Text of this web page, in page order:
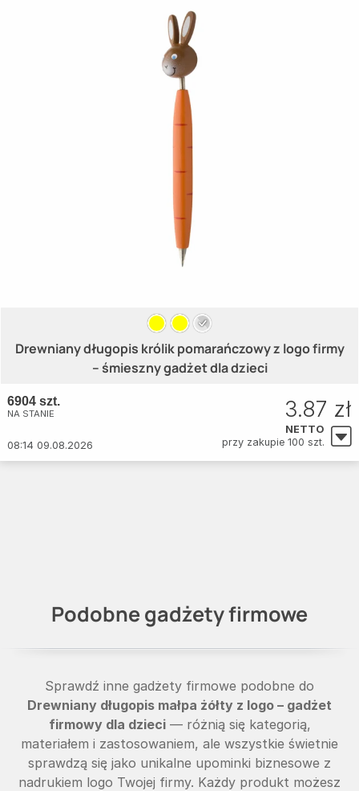
Drewniany długopis królik pomarańczowy z logo firmy
– śmieszny gadżet dla dzieci
6904 szt.
NA STANIE
08:14 09.08.2026
3.87 zł
NETTO
przy zakupie 100 szt.
Podobne gadżety firmowe
Sprawdź inne gadżety firmowe podobne do
Drewniany długopis małpa żółty z logo – gadżet
firmowy dla dzieci— różnią się kategorią,
materiałem i zastosowaniem, ale wszystkie świetnie
sprawdzą się jako unikalne upominki biznesowe z
nadrukiem logo Twojej firmy. Każdy produkt możesz